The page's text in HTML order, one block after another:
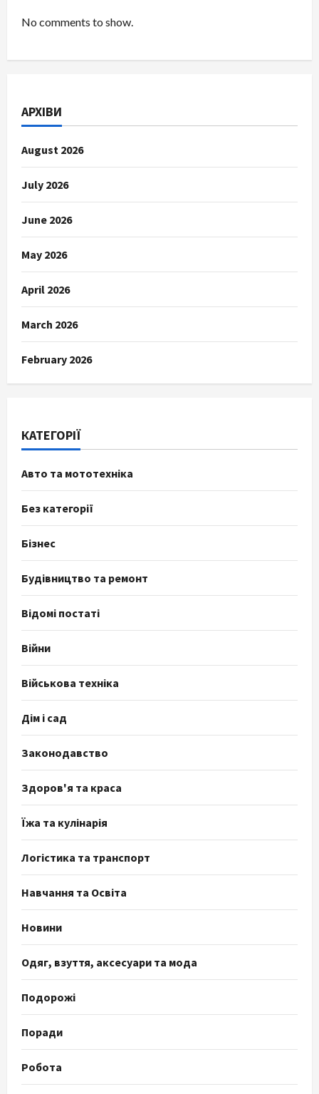
No comments to show.
АРХІВИ
August 2026
July 2026
June 2026
May 2026
April 2026
March 2026
February 2026
КАТЕГОРІЇ
Авто та мототехніка
Без категорії
Бізнес
Будівництво та ремонт
Відомі постаті
Війни
Військова техніка
Дім і сад
Законодавство
Здоров'я та краса
Їжа та кулінарія
Логістика та транспорт
Навчання та Освіта
Новини
Одяг, взуття, аксесуари та мода
Подорожі
Поради
Робота